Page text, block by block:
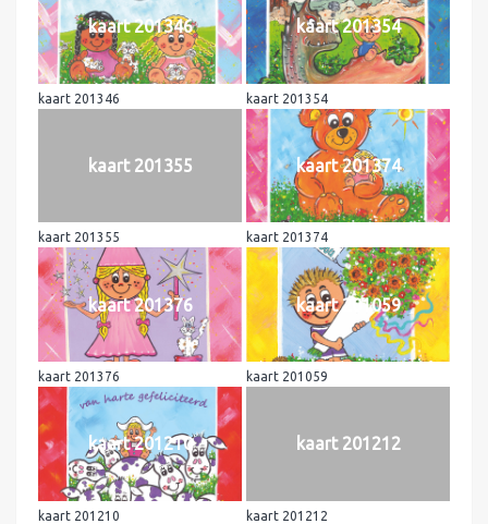
kaart 201346
kaart 201346
kaart 201354
kaart 201354
kaart 201355
kaart 201355
kaart 201374
kaart 201374
kaart 201376
kaart 201376
kaart 201059
kaart 201059
kaart 201210
kaart 201210
kaart 201212
kaart 201212